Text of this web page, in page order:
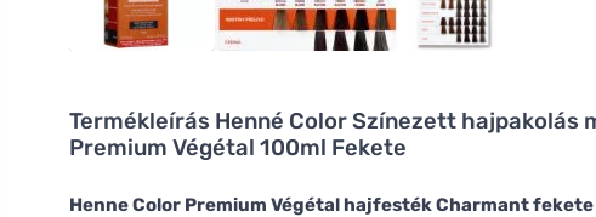
Termékleírás Henné Color Színezett hajpakolás
Premium Végétal 100ml Fekete
Henne Color Premium Végétal hajfesték Charmant